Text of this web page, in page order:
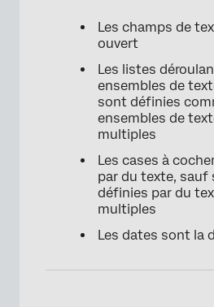
Les champs de
ouvert
Les listes
ensembles de
sont définies
ensembles de
multiples
Les cases à
par du texte, sauf
définies par du
multiples
Les dates sont la